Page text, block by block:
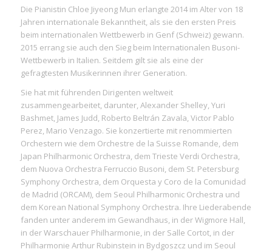
Die Pianistin Chloe Jiyeong Mun erlangte 2014 im Alter von 18
Jahren internationale Bekanntheit, als sie den ersten Preis
beim internationalen Wettbewerb in Genf (Schweiz) gewann.
2015 errang sie auch den Sieg beim Internationalen Busoni-
Wettbewerb in Italien. Seitdem gilt sie als eine der
gefragtesten Musikerinnen ihrer Generation.
Sie hat mit führenden Dirigenten weltweit
zusammengearbeitet, darunter, Alexander Shelley, Yuri
Bashmet, James Judd, Roberto Beltrán Zavala, Victor Pablo
Perez, Mario Venzago. Sie konzertierte mit renommierten
Orchestern wie dem Orchestre de la Suisse Romande, dem
Japan Philharmonic Orchestra, dem Trieste Verdi Orchestra,
dem Nuova Orchestra Ferruccio Busoni, dem St. Petersburg
Symphony Orchestra, dem Orquesta y Coro de la Comunidad
de Madrid (ORCAM), dem Seoul Philharmonic Orchestra und
dem Korean National Symphony Orchestra. Ihre Liederabende
fanden unter anderem im Gewandhaus, in der Wigmore Hall,
in der Warschauer Philharmonie, in der Salle Cortot, in der
Philharmonie Arthur Rubinstein in Bydgoszcz und im Seoul